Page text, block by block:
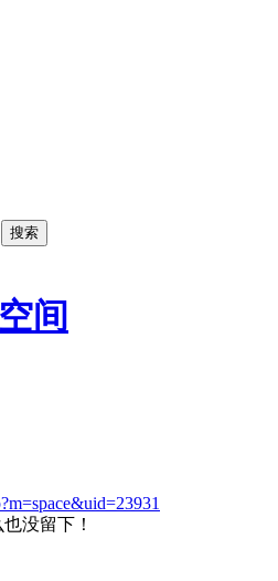
搜索
间
没留下！